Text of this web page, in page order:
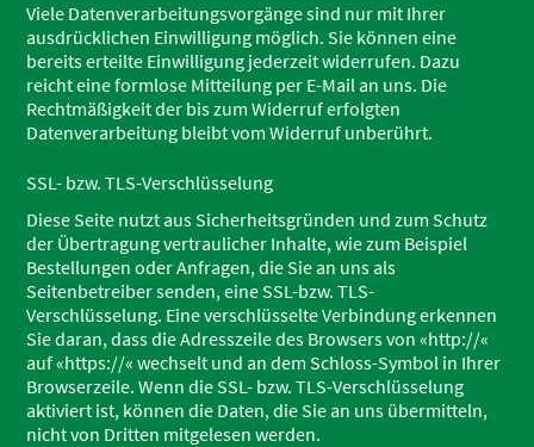
Viele Datenverarbeitungsvorgänge sind nur mit Ihrer
ausdrücklichen Einwilligung möglich. Sie können eine
bereits erteilte Einwilligung jederzeit widerrufen. Dazu
reicht eine formlose Mitteilung per E-Mail an uns. Die
Rechtmäßigkeit der bis zum Widerruf erfolgten
Datenverarbeitung bleibt vom Widerruf unberührt.
SSL- bzw. TLS-Verschlüsselung
Diese Seite nutzt aus Sicherheitsgründen und zum Schutz
der Übertragung vertraulicher Inhalte, wie zum Beispiel
Bestellungen oder Anfragen, die Sie an uns als
Seitenbetreiber senden, eine SSL-bzw. TLS-
Verschlüsselung. Eine verschlüsselte Verbindung erkennen
Sie daran, dass die Adresszeile des Browsers von «http://«
auf «https://« wechselt und an dem Schloss-Symbol in Ihrer
Browserzeile. Wenn die SSL- bzw. TLS-Verschlüsselung
aktiviert ist, können die Daten, die Sie an uns übermitteln,
nicht von Dritten mitgelesen werden.